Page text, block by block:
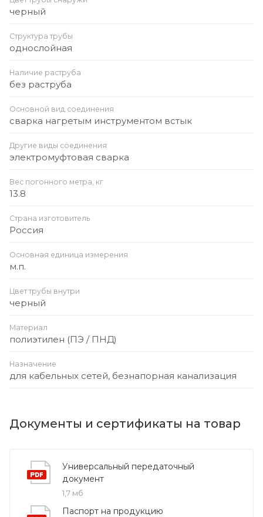
черный
Структура трубы
однослойная
Наличие раструба
без раструба
Основной вид соединения
сварка нагретым инструментом встык
Другие виды соединения
электромуфтовая сварка
Вес погонного метра, кг
13.8
Страна изготовитель
Россия
Основная единица измерения
м.п.
Цвет трубы внутри
черный
Материал
полиэтилен (ПЭ / ПНД)
Назначение
для кабельных сетей, безнапорная канализация
Документы и сертификаты на товар
Универсальный передаточный
документ
1,7 мб
Паспорт на продукцию